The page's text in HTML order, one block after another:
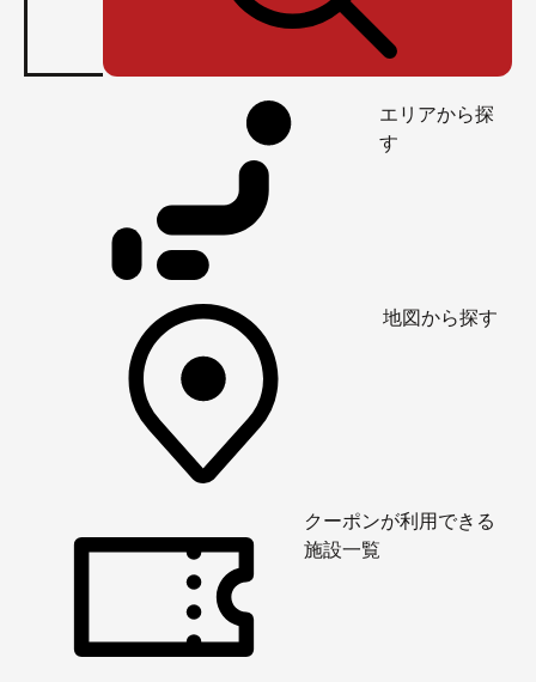
エリアから探
す
地図から探す
クーポンが利用できる
施設一覧